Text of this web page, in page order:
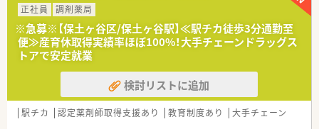
【募集背景と求める人物像について】
■地域に根ざした「健康屋さん」としての機能を強化するため
に、周囲と円滑な連携を図りながら誠実に業務を遂行できる方を
求めます。
■30代までの若手であれば調剤未経験の方も受け入れており、
入社後の丁寧な研修を通じて薬剤師としての第一歩を後押しい
■現状に満足せず自ら手を挙げてスキルアップを目指す方や、将
来的に管理薬剤師やマネジメント職に挑戦したい意欲的な方を
正社員
調剤薬局
※急募※【保土ヶ谷区/保土ヶ谷駅】≪駅チカ徒歩3分通勤至
便≫産育休取得実績率ほぼ100%！大手チェーンドラッグス
トアで安定就業
検討リストに追加
駅チカ 認定薬剤師取得支援あり 教育制度あり 大手チェーン